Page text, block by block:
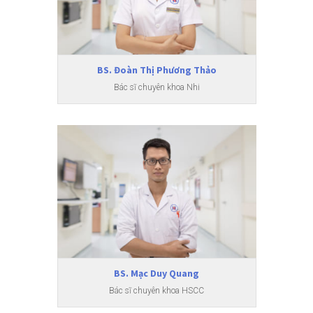
BS. Đoàn Thị Phương Thảo
Bác sĩ chuyên khoa Nhi
BS. Mạc Duy Quang
Bác sĩ chuyên khoa HSCC